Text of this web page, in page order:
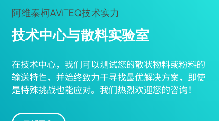
阿维泰柯AViTEQ技术实力
技术中心与散料实验室
在技术中心，我们可以测试您的散状物料或粉料的
输送特性，并始终致力于寻找最优解决方案，即使
是特殊挑战也能应对。我们热烈欢迎您的咨询！